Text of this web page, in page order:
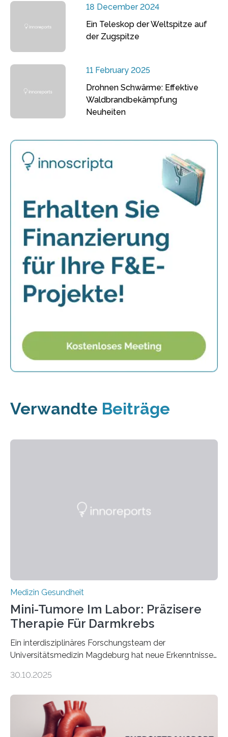
18 December 2024
Ein Teleskop der Weltspitze auf
der Zugspitze
11 February 2025
Drohnen Schwärme: Effektive
Waldbrandbekämpfung
Neuheiten
Verwandte Beiträge
Medizin Gesundheit
Mini-Tumore Im Labor: Präzisere
Therapie Für Darmkrebs
Ein interdisziplinäres Forschungsteam der
Universitätsmedizin Magdeburg hat neue Erkenntnisse
behandelt werden kann. In ihrer aktuellen Studie,
Oncology, zeigen die Forschenden, dass Mini-Tumore
aus Gewebe von Patientinnen und Patienten –
sogenannte Organoide – genutzt werden können, um
30.10.2025